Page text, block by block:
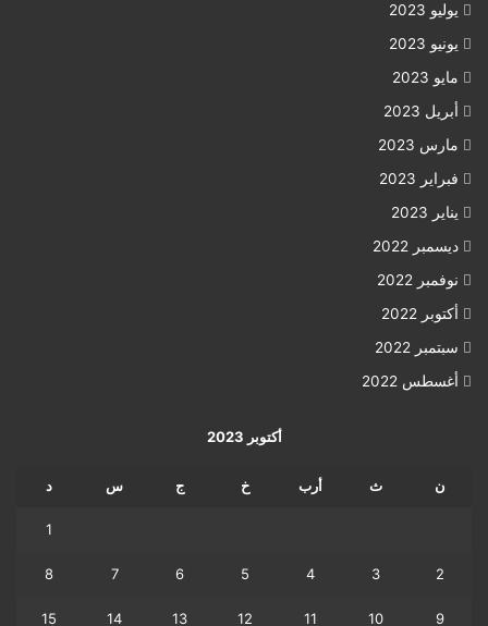
يوليو 2023
يونيو 2023
مايو 2023
أبريل 2023
مارس 2023
فبراير 2023
يناير 2023
ديسمبر 2022
نوفمبر 2022
أكتوبر 2022
سبتمبر 2022
أغسطس 2022
أكتوبر 2023
ن ث أرب خ ج س د
1
2
3
4
5
6
7
8
9
10
11
12
13
14
15